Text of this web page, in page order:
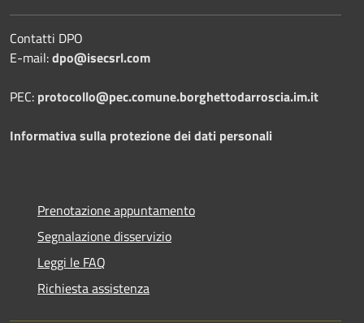
Contatti DPO
E-mail:dpo@isecsrl.com
PEC: protocollo@pec.comune.borghettodarroscia.im.it
Informativa sulla protezione dei dati personali
Prenotazione appuntamento
Segnalazione disservizio
Leggi le FAQ
Richiesta assistenza